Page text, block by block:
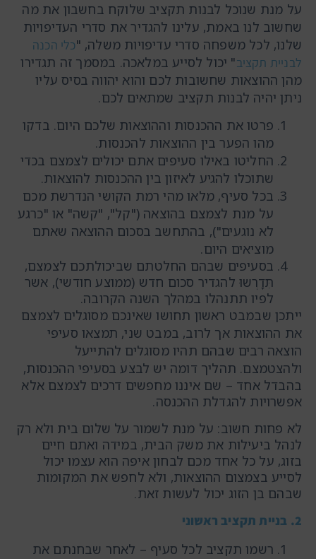
על מנת שנוכל לבנות תקציב שלוקח בחשבון את מה
שחשוב לנו באמת, עלינו להגדיר את סדרי העדיפויות
שלנו, לכל משפחה סדרי עדיפויות משלה, "כלי הכנה
לבניית תקציב" יכול לסייע במלאכה. במסמך זה תגדירו
מהן ההוצאות שחשובות לכם והוא יהווה בסיס עליו
ניתן יהיה לבנות תקציב שמתאים לכם.
פרטו את ההכנסות וההוצאות שלכם היום. בדקו
מהו הפער בין ההוצאות להכנסות.
החליטו באילו סעיפים אתם יכולים לצמצם בכדי
שתוכלו להגיע לאיזון בין ההכנסות להוצאות.
בכל סעיף, מלאו מהי רמת הקושי הנדרשת מכם
על מנת לצמצם בהוצאה ("קל", "קשה" או "כרגע
לא נוגעים"), בהתחשב בסכום ההוצאה שאתם
מוציאים היום.
בסעיפים שבהם החלטתם שביכולתכם לצמצם,
תִּדָרְשוּ להגדיר סכום חדש (ממוצע חודשי), אשר
לפיו תתנהלו במהלך השנה הקרובה.
ייתכן שבמבט ראשון תחושו שאינכם מסוגלים לצמצם
את ההוצאות אך לרוב, במבט שני, תמצאו סעיפי
הוצאה רבים שבהם תהיו מסוגלים להתייעל
ולהצטמצם. תהליך דומה יש לבצע בסעיפי ההכנסות,
בהבדל אחד – שם איננו מחפשים דרכים לצמצם אלא
אפשרויות להגדלת ההכנסה.
לא פחות חשוב: על מנת לשמור על שלום בית ולא רק
לנהל ביעילות את משק הבית, במידה ואתם חיים
בזוג, על כל אחד מכם לבחון איפה הוא עצמו יכול
לסייע בצמצום ההוצאות, ולא לחפש את המקומות
שבהם בן הזוג יכול לעשות זאת.
2. בניית תקציב ראשוני
רשמו תקציב לכל סעיף – לאחר שבחנתם את